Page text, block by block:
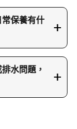
故障碼，然後
進行滿水測
水模式，檢
機傾斜45度檢
師傅會鬆開喉
出舊排水
保養有什
是在洗衣前
巾、小玩具
落到排水系
會默默增加排
水問題，